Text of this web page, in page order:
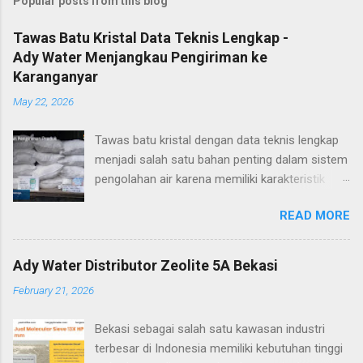
Tawas Batu Kristal Data Teknis Lengkap -
Ady Water Menjangkau Pengiriman ke
Karanganyar
May 22, 2026
Tawas batu kristal dengan data teknis lengkap
menjadi salah satu bahan penting dalam sistem
pengolahan air karena memiliki karakteristik
kebutuhan industri, termasuk wilayah
Karanganyar. Solusi terbaik untuk kebutuhan
tersebut adalah Tawas dari
Indonesia. Tawas batu kristal merupakan
bentuk aluminium sulfat dengan struktur padat
READ MORE
Ady Water Distributor Zeolite 5A Bekasi
February 21, 2026
Bekasi sebagai salah satu kawasan industri
terbesar di Indonesia memiliki kebutuhan tinggi